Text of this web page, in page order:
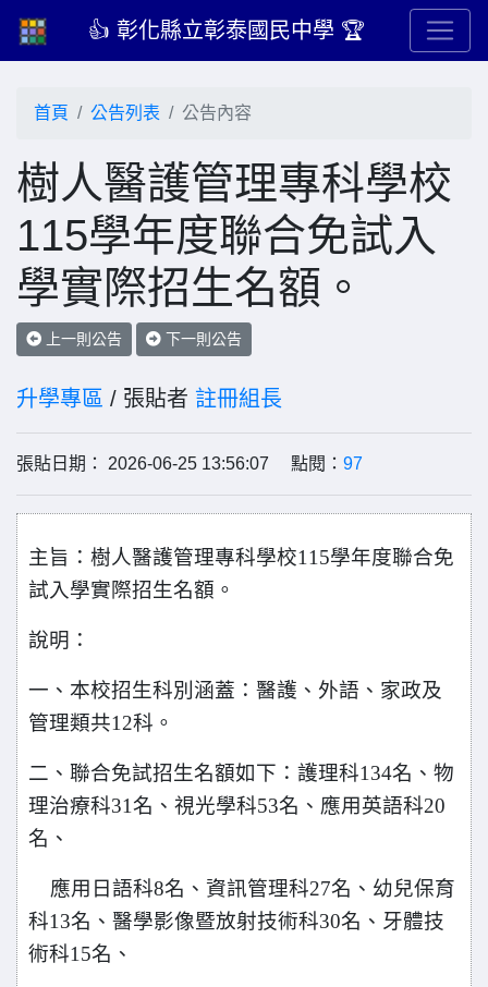
👍 彰化縣立彰泰國民中學 🏆
首頁 公告列表 公告內容
樹人醫護管理專科學校
115學年度聯合免試入
學實際招生名額。
上一則公告 下一則公告
升學專區 / 張貼者 註冊組長
張貼日期： 2026-06-25 13:56:07 點閱： 97
主旨：樹人醫護管理專科學校115學年度聯合免
試入學實際招生名額。
說明：
一、本校招生科別涵蓋：醫護、外語、家政及
管理類共12科。
二、聯合免試招生名額如下：護理科134名、物
理治療科31名、視光學科53名、應用英語科20
名、
應用日語科8名、資訊管理科27名、幼兒保育
科13名、醫學影像暨放射技術科30名、牙體技
術科15名、